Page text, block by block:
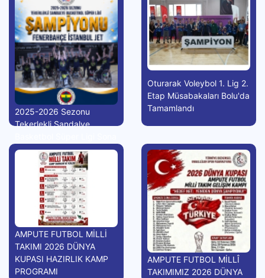
2025-2026 Sezonu
Tekerlekli Sandalye
Erdi
Oturarak Voleybol 1. Lig 2.
Etap Müsabakaları Bolu'da
Tamamlandı
AMPUTE FUTBOL MİLLİ
TAKIMI 2026 DÜNYA
KUPASI HAZIRLIK KAMP
PROGRAMI
AMPUTE FUTBOL MİLLÎ
TAKIMIMIZ 2026 DÜNYA